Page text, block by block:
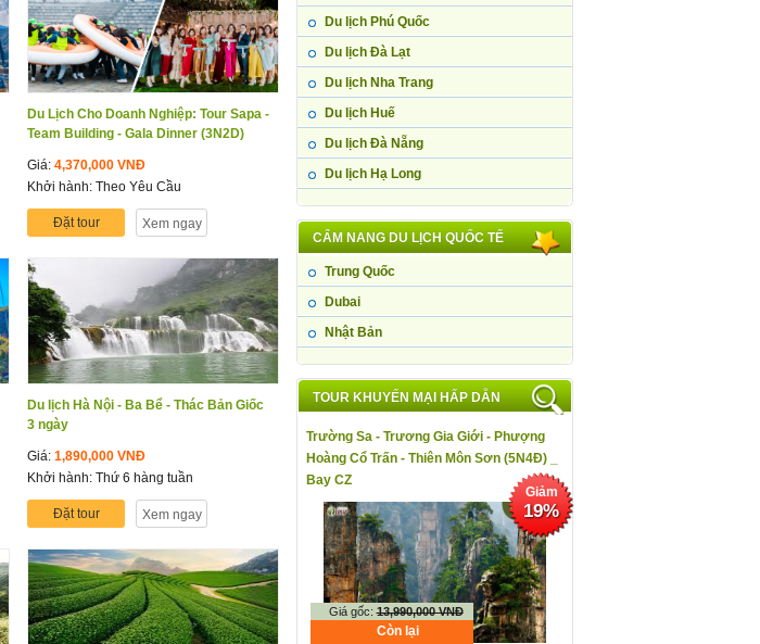
Du lịch Phú Quốc
Du lịch Đà Lạt
Du lịch Nha Trang
Du lịch Huế
Du lịch Đà Nẵng
Du lịch Hạ Long
CẨM NANG DU LỊCH QUỐC TẾ
Trung Quốc
Dubai
Nhật Bản
TOUR KHUYẾN MẠI HẤP DẪN
Trường Sa - Trương Gia Giới - Phượng
Hoàng Cổ Trấn - Thiên Môn Sơn (5N4Đ) _
Bay CZ
Giá gốc:13,990,000 VNĐ
Còn lại
Giảm
19%
Du Lịch Cho Doanh Nghiệp: Tour Sapa -
Team Building - Gala Dinner (3N2D)
Giá: 4,370,000 VNĐ
Khởi hành: Theo Yêu Cầu
Đặt tour Xem ngay
Du lịch Hà Nội - Ba Bể - Thác Bản Giốc
3 ngày
Giá: 1,890,000 VNĐ
Khởi hành: Thứ 6 hàng tuần
Đặt tour Xem ngay